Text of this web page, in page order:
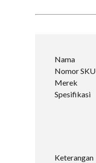
Nama
Nomor SKU
Merek
Spesifikasi
Keterangan